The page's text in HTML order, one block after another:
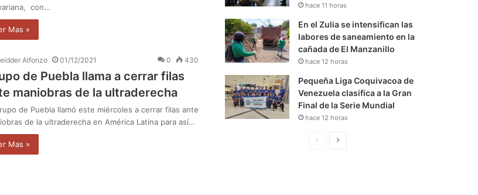
con…
Mas »
Alfonzo 01/12/2021 0 430
de Puebla llama a cerrar filas
maniobras de la ultraderecha
de Puebla llamó este miércoles a cerrar filas ante
de la ultraderecha en América Latina para así…
Mas »
hace 11 horas
En el Zulia se intensifican las
labores de saneamiento en la
cañada de El Manzanillo
hace 12 horas
Pequeña Liga Coquivacoa de
Venezuela clasifica a la Gran
Final de la Serie Mundial
hace 12 horas
S